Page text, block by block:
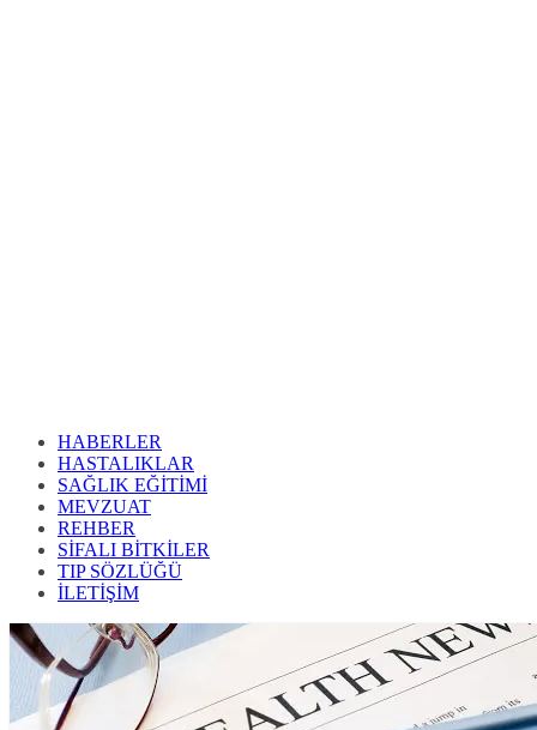
HABERLER
HASTALIKLAR
SAĞLIK EĞİTİMİ
MEVZUAT
REHBER
SİFALI BİTKİLER
TIP SÖZLÜĞÜ
İLETİŞİM